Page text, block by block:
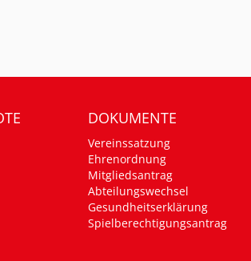
DOKUMENTE
Vereinssatzung
Ehrenordnung
Mitgliedsantrag
Abteilungswechsel
Gesundheitserklärung
Spielberechtigungsantrag